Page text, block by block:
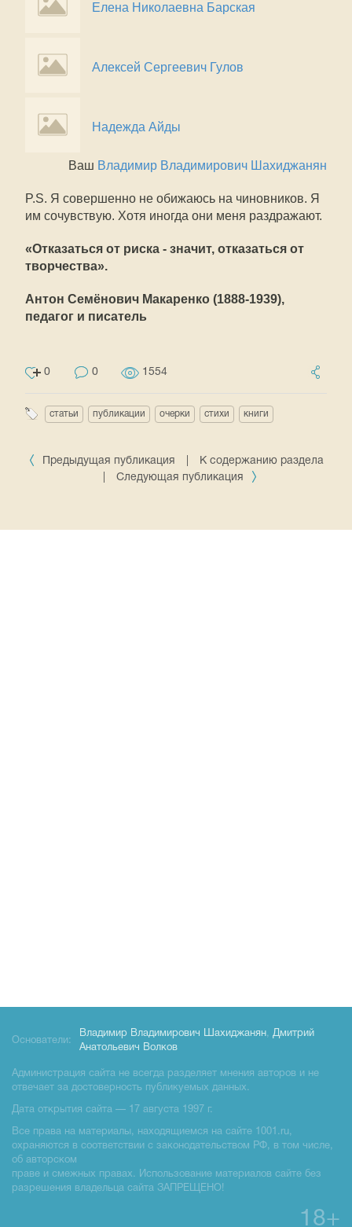
Елена Николаевна Барская
Алексей Сергеевич Гулов
Надежда Айды
Ваш Владимир Владимирович Шахиджанян
P.S. Я совершенно не обижаюсь на чиновников. Я
им сочувствую. Хотя иногда они меня раздражают.
«Отказаться от риска - значит, отказаться от
творчества».
Антон Семёнович Макаренко (1888-1939),
педагог и писатель
0 0 1554
статьи публикации очерки стихи книги
Предыдущая публикация
К содержанию раздела
Следующая публикация
Основатели:
Владимир Владимирович Шахиджанян, Дмитрий
Анатольевич Волков
Администрация сайта не всегда разделяет мнения авторов и не
отвечает за достоверность публикуемых данных.
Дата открытия сайта — 17 августа 1997 г.
Все права на материалы, находящиемся на сайте 1001.ru,
охраняются в соответствии с законодательством РФ, в том числе,
об авторском
праве и смежных правах. Использование материалов сайте без
разрешения владельца сайта ЗАПРЕЩЕНО!
18+